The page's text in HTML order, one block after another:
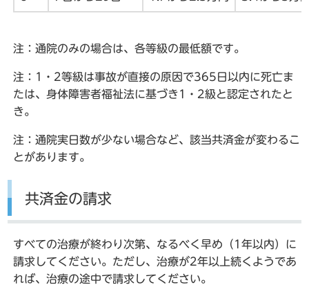
注：通院のみの場合は、各等級の最低額です。
注：1・2等級は事故が直接の原因で365日以内に死亡ま
たは、身体障害者福祉法に基づき1・2級と認定されたと
き。
注：通院実日数が少ない場合など、該当共済金が変わるこ
とがあります。
共済金の請求
すべての治療が終わり次第、なるべく早め（1年以内）に
請求してください。ただし、治療が2年以上続くようであ
れば、治療の途中で請求してください。